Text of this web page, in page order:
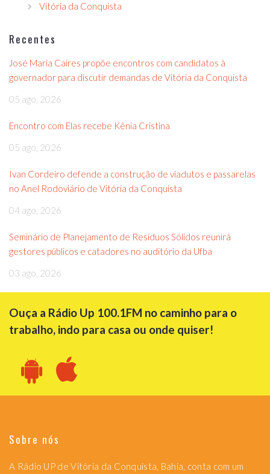
Vitória da Conquista
Recentes
José Maria Caires propõe encontros com candidatos à
governador para discutir demandas de Vitória da Conquista
05 ago, 2026
Encontro com Elas recebe Kênia Cristina
05 ago, 2026
Ivan Cordeiro defende a construção de viadutos e passarelas
no Anel Rodoviário de Vitória da Conquista
04 ago, 2026
Seminário de Planejamento de Resíduos Sólidos reunirá
gestores públicos e catadores no auditório da Ufba
03 ago, 2026
Ouça a Rádio Up 100.1FM no caminho para o
trabalho, indo para casa ou onde quiser!
Sobre nós
A Rádio UP de Vitória da Conquista, Bahia, conta com um